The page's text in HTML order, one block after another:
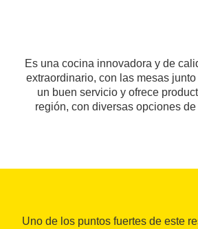
Es una cocina innovadora y de
extraordinario, con las mesas
un buen servicio y ofrece
región, con diversas opciones
Uno de los puntos fuertes de este